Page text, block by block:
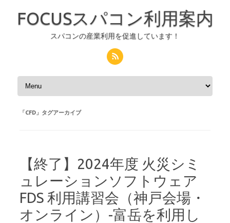
FOCUSスパコン利用案内
スパコンの産業利用を促進しています！
コンテンツへスキップ
「CFD 」タグアーカイブ
【終了】2024年度 火災シミ
ュレーションソフトウェア
FDS 利用講習会（神戸会場・
オンライン）-富岳を利用し